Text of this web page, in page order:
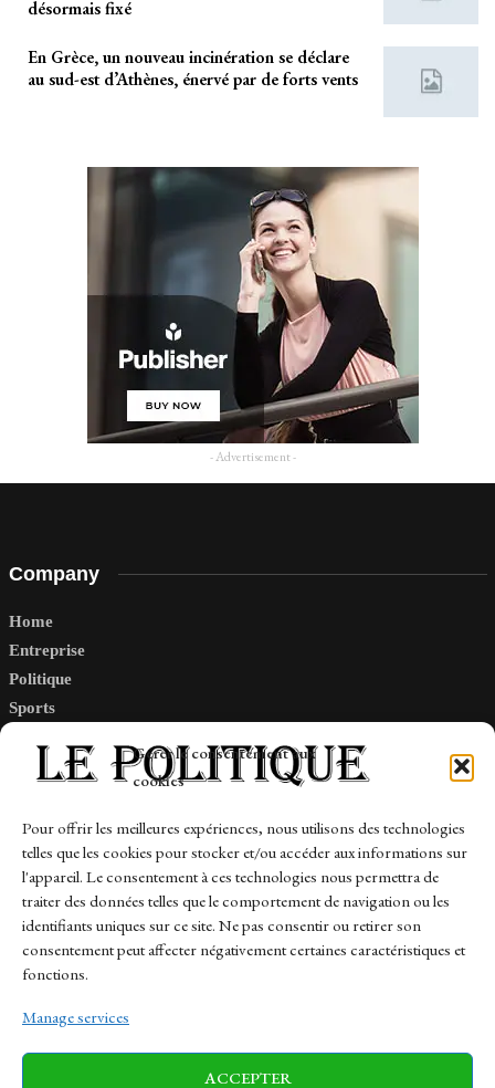
Gérer le consentement aux
cookies
Pour offrir les meilleures expériences, nous utilisons des technologies
telles que les cookies pour stocker et/ou accéder aux informations sur
l'appareil. Le consentement à ces technologies nous permettra de
traiter des données telles que le comportement de navigation ou les
identifiants uniques sur ce site. Ne pas consentir ou retirer son
consentement peut affecter négativement certaines caractéristiques et
fonctions.
Manage services
ACCEPTER
désormais fixé
En Grèce, un nouveau incinération se déclare
au sud-est d’Athènes, énervé par de forts vents
- Advertisement -
Company
Home
Entreprise
Politique
Sports
Links
Contact
Sitemap
News Finance-Marches Politics